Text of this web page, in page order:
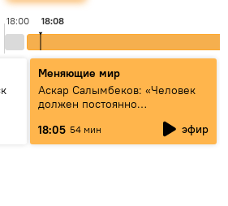
18:00 18:08
Меняющие мир
Аскар Салымбеков: «Человек
должен постоянно
18:05 54 мин эфир